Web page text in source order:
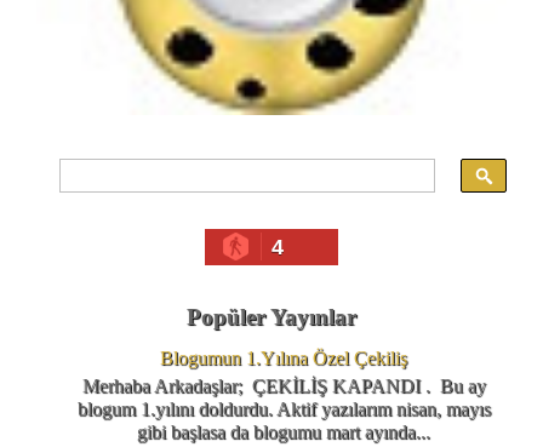
4
Popüler Yayınlar
Blogumun 1.Yılına Özel Çekiliş
Merhaba Arkadaşlar; ÇEKİLİŞ KAPANDI . Bu ay
blogum 1.yılını doldurdu. Aktif yazılarım nisan, mayıs
gibi başlasa da blogumu mart ayında...